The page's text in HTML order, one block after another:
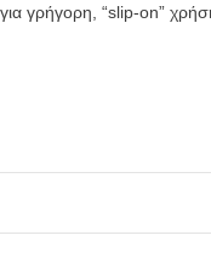
γρήγορη, “slip-on”